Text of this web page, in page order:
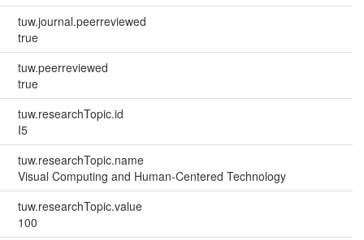
tuw.journal.peerreviewed
true
tuw.peerreviewed
true
tuw.researchTopic.id
I5
tuw.researchTopic.name
Visual Computing and Human-Centered Technology
tuw.researchTopic.value
100